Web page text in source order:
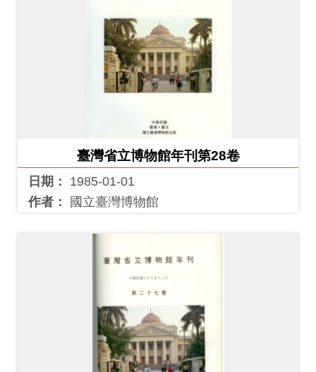
臺灣省立博物館年刊第28卷
日期：
1985-01-01
作者：
國立臺灣博物館